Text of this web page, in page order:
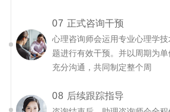
07 正式咨询干预
心理咨询师会运用专业心理学
题进行有效干预。并以周期为
充分沟通，共同制定整个周
08 后续跟踪指导